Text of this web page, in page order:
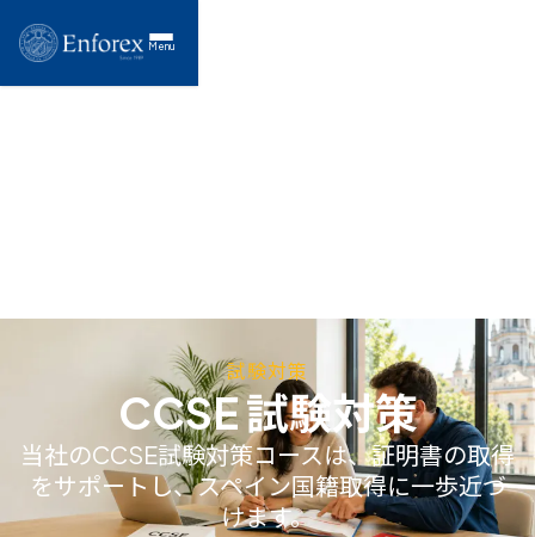
Menu
試験対策
CCSE 試験対策
当社のCCSE試験対策コースは、証明書の取得
をサポートし、スペイン国籍取得に一歩近づ
けます。